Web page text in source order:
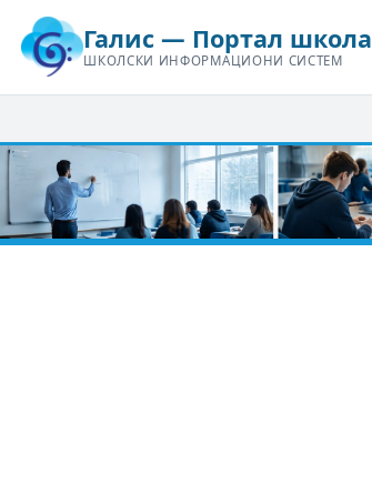
Галис — Портал
ШКОЛСКИ ИНФОРМАЦИОНИ СИСТЕМ